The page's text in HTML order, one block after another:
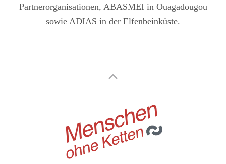
Partnerorganisationen, ABASMEI in Ouagadougou
sowie ADIAS in der Elfenbeinküste.